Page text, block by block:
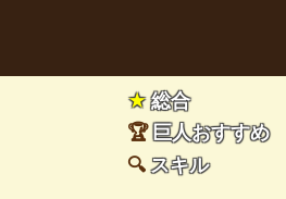
★総合
🏆 巨人おすすめ
🔍スキル